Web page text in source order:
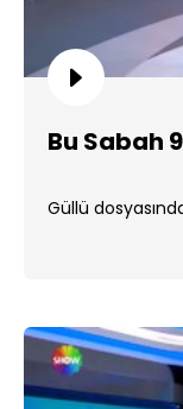
Bu Sabah
Güllü